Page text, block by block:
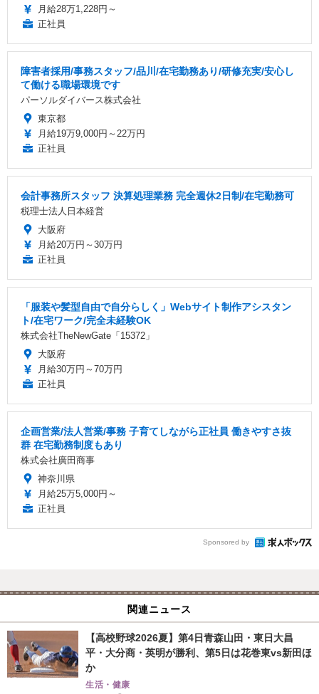
月給28万1,228円～
正社員
障害者採用/事務スタッフ/品川/在宅勤務あり/研修充実/安心し
て働ける職場環境です
パーソルダイバース株式会社
東京都
月給19万9,000円～22万円
正社員
会計事務所スタッフ 決算処理業務 完全週休2日制/在宅勤務可
税理士法人日本経営
大阪府
月給20万円～30万円
正社員
「服装や髪型自由で自分らしく」Webサイト制作アシスタン
ト/在宅ワーク/完全未経験OK
株式会社TheNewGate「15372」
大阪府
月給30万円～70万円
正社員
企画営業/法人営業/事務 子育てしながら正社員 働きやすさ抜
群 在宅勤務制度もあり
株式会社廣田商事
神奈川県
月給25万5,000円～
正社員
Sponsored by
関連ニュース
【高校野球2026夏】第4日青森山田・東日大昌
平・大分商・英明が勝利、第5日は花巻東vs新田ほ
か
生活・健康